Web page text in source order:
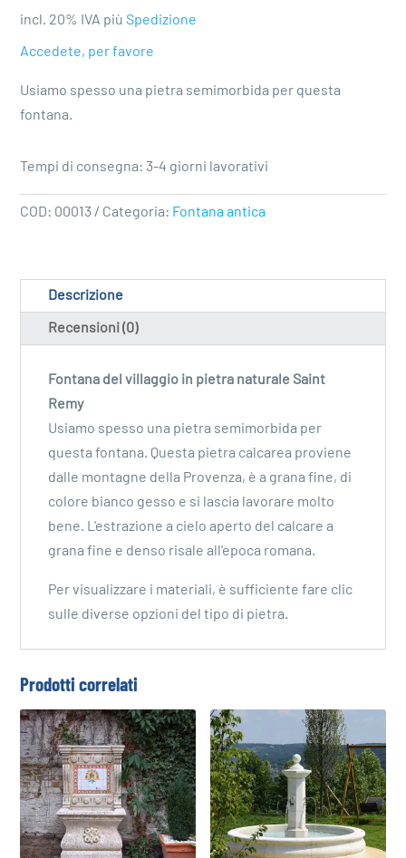
incl. 20% IVA più Spedizione
Accedete, per favore
Usiamo spesso una pietra semimorbida per questa
fontana.
Tempi di consegna: 3-4 giorni lavorativi
COD: 00013 Categoria: Fontana antica
Descrizione
Recensioni (0)
Fontana del villaggio in pietra naturale Saint
Remy
Usiamo spesso una pietra semimorbida per
questa fontana. Questa pietra calcarea proviene
dalle montagne della Provenza, è a grana fine, di
colore bianco gesso e si lascia lavorare molto
bene. L'estrazione a cielo aperto del calcare a
grana fine e denso risale all'epoca romana.
Per visualizzare i materiali, è sufficiente fare clic
sulle diverse opzioni del tipo di pietra.
Prodotti correlati